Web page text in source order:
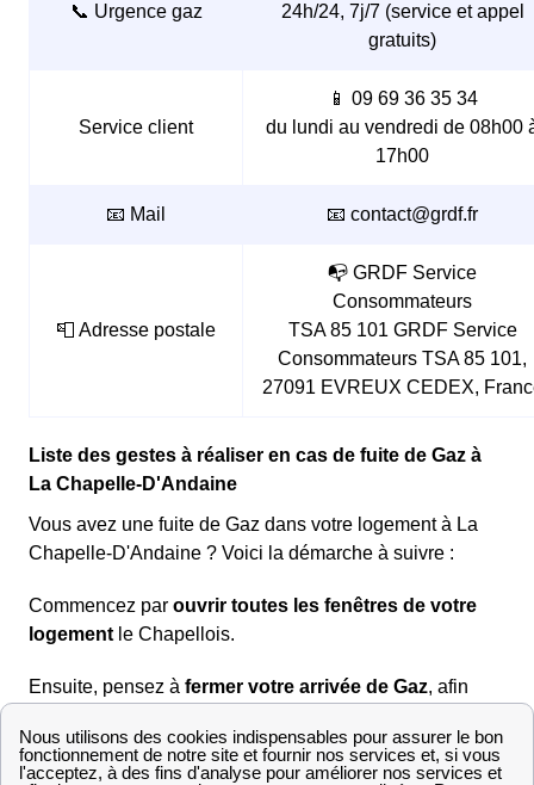
📞 Urgence gaz
24h/24, 7j/7 (service et appel
gratuits)
Service client
📱 09 69 36 35 34
du lundi au vendredi de 08h00
17h00
📧 Mail 📧 contact@grdf.fr
📮 Adresse postale
📭 GRDF Service
Consommateurs
TSA 85 101 GRDF Service
Consommateurs TSA 85 101,
27091 EVREUX CEDEX,
Liste des gestes à réaliser en cas de fuite de Gaz à
La Chapelle-D'Andaine
Vous avez une fuite de Gaz dans votre logement à La
Chapelle-D'Andaine ? Voici la démarche à suivre :
Commencez par ouvrir toutes les fenêtres de votre
logement le Chapellois.
Ensuite, pensez à fermer votre arrivée de Gaz, afin
habitants de La Chapelle-D'Andaine doivent, à tout prix,
éviter la création de flammes ou d'étincelles (un simple